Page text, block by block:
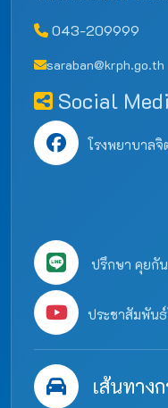
043-209999
saraban@krph.go.th
Social
โรงพยาบาล
ปรึกษา คุยกัน
ประชาสัมพัน
เส้นทาง